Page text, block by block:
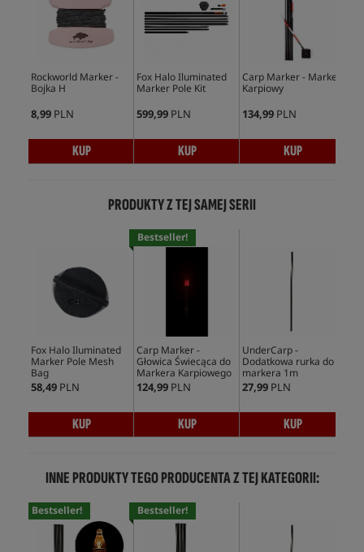
Rockworld Marker -
Bojka H
8,99 PLN
KUP
Fox Halo Iluminated
Marker Pole Kit
599,99 PLN
KUP
Carp Marker - Marker
Karpiowy
134,99 PLN
KUP
PRODUKTY Z TEJ SAMEJ SERII
Fox Halo Iluminated
Marker Pole Mesh
Bag
58,49 PLN
KUP
Bestseller!
Carp Marker -
Głowica Świecąca do
Markera Karpiowego
124,99 PLN
KUP
UnderCarp -
Dodatkowa rurka do
markera 1m
27,99 PLN
KUP
INNE PRODUKTY TEGO PRODUCENTA Z TEJ KATEGORII:
Bestseller! Bestseller!